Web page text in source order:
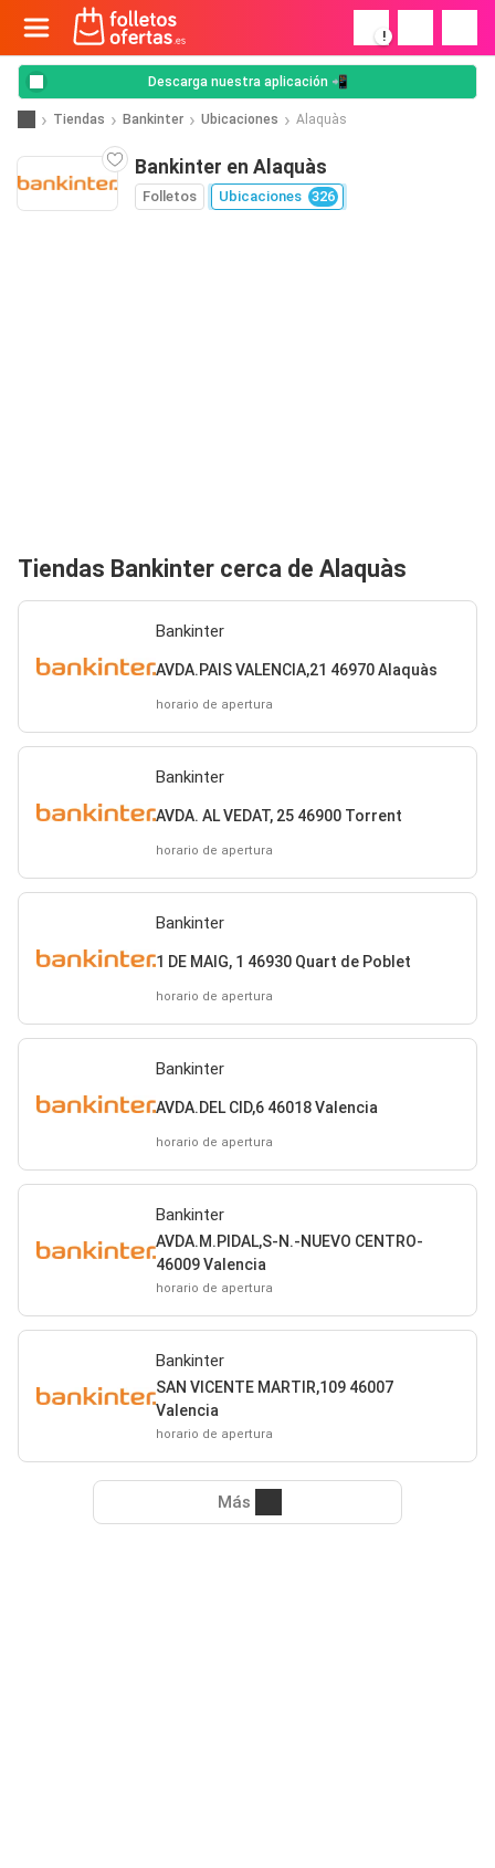
!
Descarga nuestra aplicación 📲
Tiendas Bankinter Ubicaciones Alaquàs
Bankinter en Alaquàs
Folletos Ubicaciones 326
Tiendas Bankinter cerca de Alaquàs
Bankinter
AVDA.PAIS VALENCIA,21 46970 Alaquàs
horario de apertura
Bankinter
AVDA. AL VEDAT, 25 46900 Torrent
horario de apertura
Bankinter
1 DE MAIG, 1 46930 Quart de Poblet
horario de apertura
Bankinter
AVDA.DEL CID,6 46018 Valencia
horario de apertura
Bankinter
AVDA.M.PIDAL,S-N.-NUEVO CENTRO-
46009 Valencia
horario de apertura
Bankinter
SAN VICENTE MARTIR,109 46007
Valencia
horario de apertura
Más